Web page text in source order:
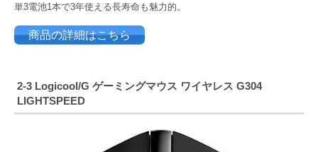
単3電池1本で3年使える長寿命も魅力的。
商品の詳細はこちら
2-3 Logicool/G ゲーミングマウス ワイヤレス G304
LIGHTSPEED